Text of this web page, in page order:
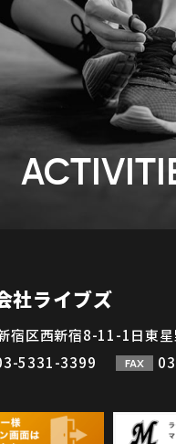
社ライブズ
宿区西新宿8-11-1日東星
5331-3399 FAX